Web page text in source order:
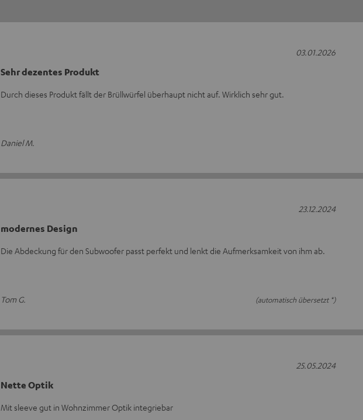
Sehr dezentes Produkt
Durch dieses Produkt fällt der Brüllwürfel überhaupt nicht auf. Wirklich sehr gut.
Daniel M.
03.01.2026
modernes Design
Die Abdeckung für den Subwoofer passt perfekt und lenkt die Aufmerksamkeit von ihm ab.
Tom G. (automatisch übersetzt *)
23.12.2024
Nette Optik
Mit sleeve gut in Wohnzimmer Optik integriebar
25.05.2024